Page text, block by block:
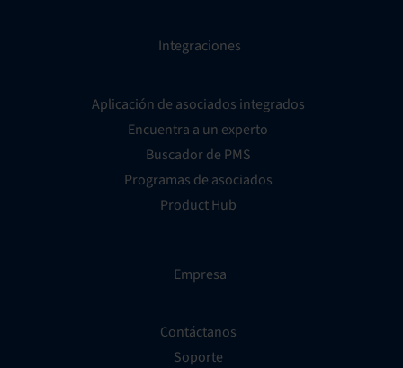
Integraciones
Aplicación de asociados integrados
Encuentra a un experto
Buscador de PMS
Programas de asociados
Product Hub
Empresa
Contáctanos
Soporte